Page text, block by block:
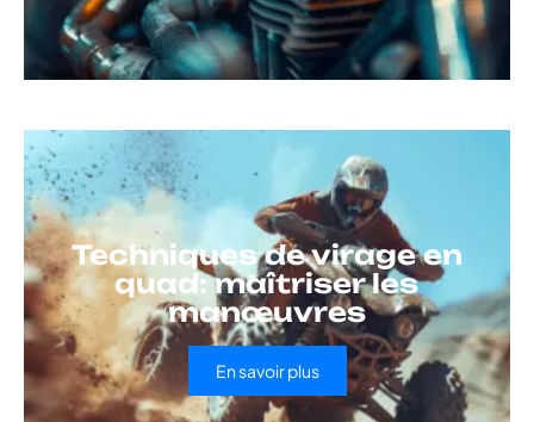
Techniques de virage en
quad: maîtriser les
manœuvres
En savoir plus